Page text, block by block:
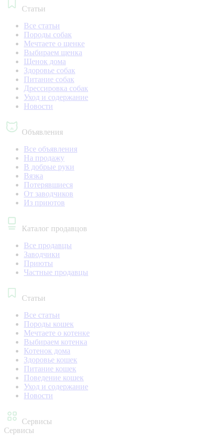
Статьи
Все статьи
Породы собак
Мечтаете о щенке
Выбираем щенка
Щенок дома
Здоровье собак
Питание собак
Дрессировка собак
Уход и содержание
Новости
Объявления
Все объявления
На продажу
В добрые руки
Вязка
Потерявшиеся
От заводчиков
Из приютов
Каталог продавцов
Все продавцы
Заводчики
Приюты
Частные продавцы
Статьи
Все статьи
Породы кошек
Мечтаете о котенке
Выбираем котенка
Котенок дома
Здоровье кошек
Питание кошек
Поведение кошек
Уход и содержание
Новости
Сервисы
Сервисы